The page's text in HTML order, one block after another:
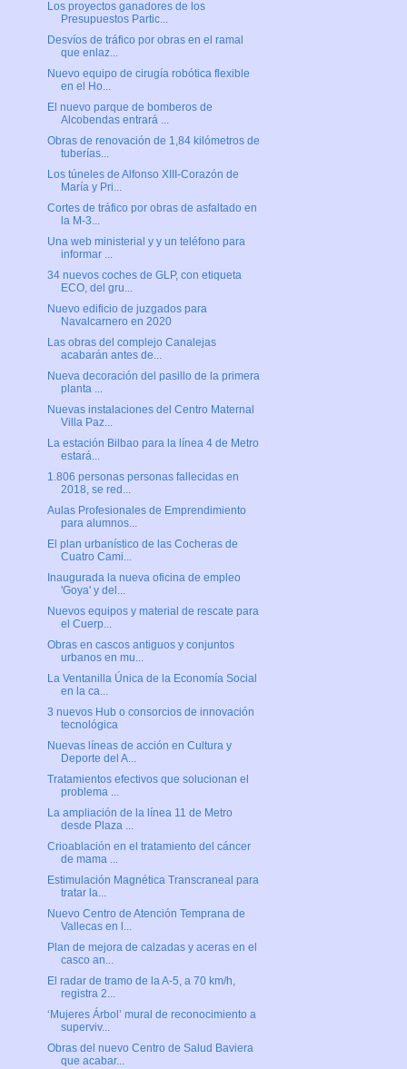
Los proyectos ganadores de los
Presupuestos Partic...
Desvíos de tráfico por obras en el ramal
que enlaz...
Nuevo equipo de cirugía robótica flexible
en el Ho...
El nuevo parque de bomberos de
Alcobendas entrará ...
Obras de renovación de 1,84 kilómetros de
tuberías...
Los túneles de Alfonso XIII-Corazón de
María y Pri...
Cortes de tráfico por obras de asfaltado en
la M-3...
Una web ministerial y y un teléfono para
informar ...
34 nuevos coches de GLP, con etiqueta
ECO, del gru...
Nuevo edificio de juzgados para
Navalcarnero en 2020
Las obras del complejo Canalejas
acabarán antes de...
Nueva decoración del pasillo de la primera
planta ...
Nuevas instalaciones del Centro Maternal
Villa Paz...
La estación Bilbao para la línea 4 de Metro
estará...
1.806 personas personas fallecidas en
2018, se red...
Aulas Profesionales de Emprendimiento
para alumnos...
El plan urbanístico de las Cocheras de
Cuatro Cami...
Inaugurada la nueva oficina de empleo
'Goya' y del...
Nuevos equipos y material de rescate para
el Cuerp...
Obras en cascos antiguos y conjuntos
urbanos en mu...
La Ventanilla Única de la Economía Social
en la ca...
3 nuevos Hub o consorcios de innovación
tecnológica
Nuevas líneas de acción en Cultura y
Deporte del A...
Tratamientos efectivos que solucionan el
problema ...
La ampliación de la línea 11 de Metro
desde Plaza ...
Crioablación en el tratamiento del cáncer
de mama ...
Estimulación Magnética Transcraneal para
tratar la...
Nuevo Centro de Atención Temprana de
Vallecas en l...
Plan de mejora de calzadas y aceras en el
casco an...
El radar de tramo de la A-5, a 70 km/h,
registra 2...
‘Mujeres Árbol’ mural de reconocimiento a
superviv...
Obras del nuevo Centro de Salud Baviera
que acabar...